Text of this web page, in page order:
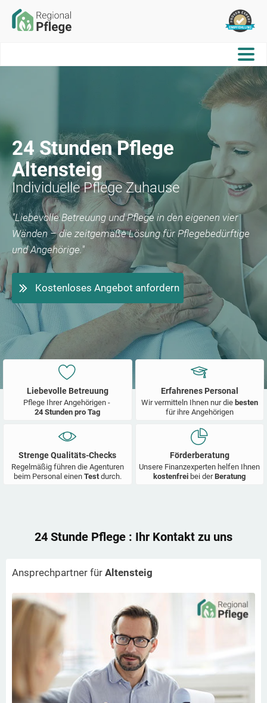
24 Stunden Pflege
Altensteig
Individuelle Pflege Zuhause
"Liebevolle Betreuung und Pflege in den eigenen vier
Wänden – die zeitgemäße Lösung für Pflegebedürftige
und Angehörige."
Kostenloses Angebot anfordern
Liebevolle Betreuung
Pflege Ihrer Angehörigen -
24 Stunden pro Tag
Erfahrenes Personal
Wir vermitteln Ihnen nur die besten
für ihre Angehörigen
Strenge Qualitäts-Checks
Regelmäßig führen die Agenturen
beim Personal einen Test durch.
Förderberatung
Unsere Finanzexperten helfen Ihnen
kostenfrei bei derBeratung
24 Stunde Pflege : Ihr Kontakt zu uns
Ansprechpartner für Altensteig